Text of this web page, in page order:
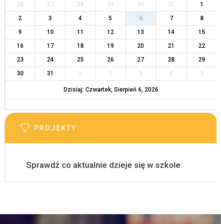
26 27 28 29 30 31
1
2
3 4 5 6 7
8
9
10 11 12 13 14
15
16
17 18 19 20 21
22
23
24 25 26 27 28
29
30
31 1 2 3 4 5
Dzisiaj: Czwartek, Sierpień 6, 2026
PROJEKTY
Sprawdź co aktualnie dzieje się w szkole